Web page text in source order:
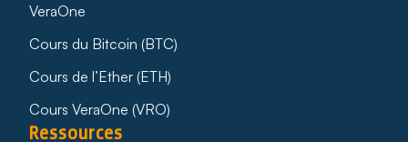
VeraOne
Cours du Bitcoin (BTC)
Cours de l’Ether (ETH)
Cours VeraOne (VRO)
Ressources